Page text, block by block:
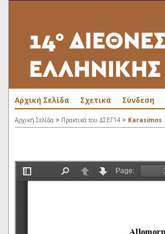
Αρχική Σελίδα Σχετικά Σύνδεση
Αρχική Σελίδα > Πρακτικά του ΔΣΕΓ14 > Karasimos